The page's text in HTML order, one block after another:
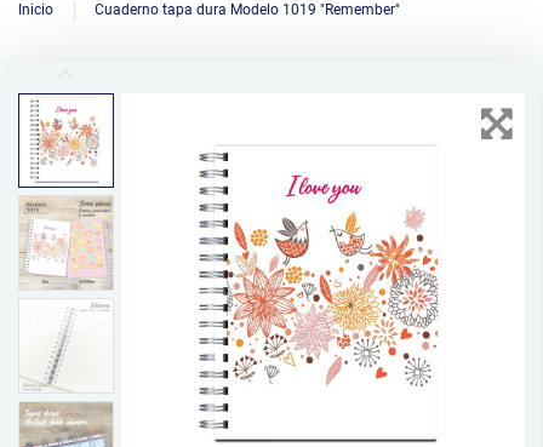
Inicio Cuaderno tapa dura Modelo 1019 "Remember"